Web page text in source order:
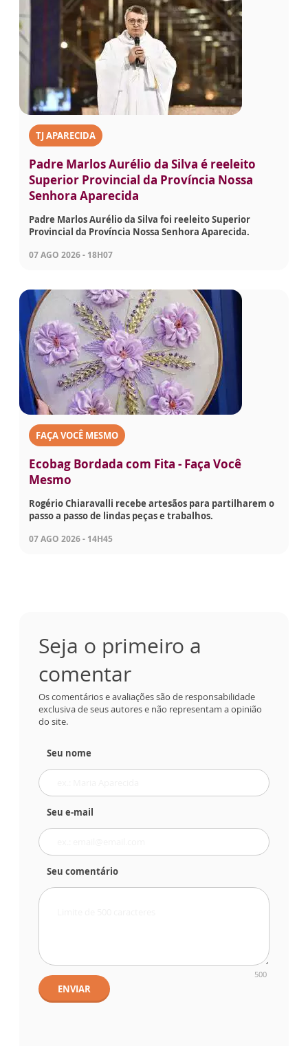
TJ APARECIDA
Padre Marlos Aurélio da Silva é reeleito
Superior Provincial da Província Nossa
Senhora Aparecida
Padre Marlos Aurélio da Silva foi reeleito Superior
Provincial da Província Nossa Senhora Aparecida.
07 AGO 2026 - 18H07
FAÇA VOCÊ MESMO
Ecobag Bordada com Fita - Faça Você
Mesmo
Rogério Chiaravalli recebe artesãos para partilharem o
passo a passo de lindas peças e trabalhos.
07 AGO 2026 - 14H45
Seja o primeiro a
comentar
Os comentários e avaliações são de responsabilidade
exclusiva de seus autores e não representam a opinião
do site.
Seu nome
Seu e-mail
Seu comentário
500
ENVIAR